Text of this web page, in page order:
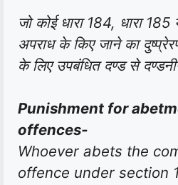
जो कोई धारा 184, धारा
अपराध के किए जाने का
के लिए उपबंधित दण्ड से
Punishment for
offences-
Whoever abets the
offence under section